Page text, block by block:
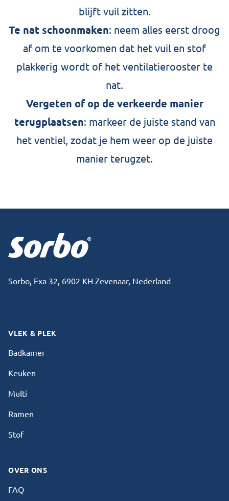
blijft vuil zitten.
Te nat schoonmaken: neem alles eerst droog
af om te voorkomen dat het vuil en stof
plakkerig wordt of het ventilatierooster te
nat.
Vergeten of op de verkeerde manier
terugplaatsen: markeer de juiste stand van
het ventiel, zodat je hem weer op de juiste
manier terugzet.
Sorbo, Exa 32, 6902 KH Zevenaar, Nederland
VLEK & PLEK
Badkamer
Keuken
Multi
Ramen
Stof
OVER ONS
FAQ